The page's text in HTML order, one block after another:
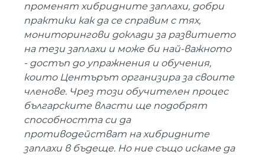
променят хибридните заплахи, добри
практики как да се справим с тях,
мониторингови доклади за развитието
на тези заплахи и може би най-важното
- достъп до упражнения и обучения,
които Центърът организира за своите
членове. Чрез този обучителен процес
българските власти ще подобрят
способността си да
противодействат на хибридните
заплахи в бъдеще. Но ние също искаме да